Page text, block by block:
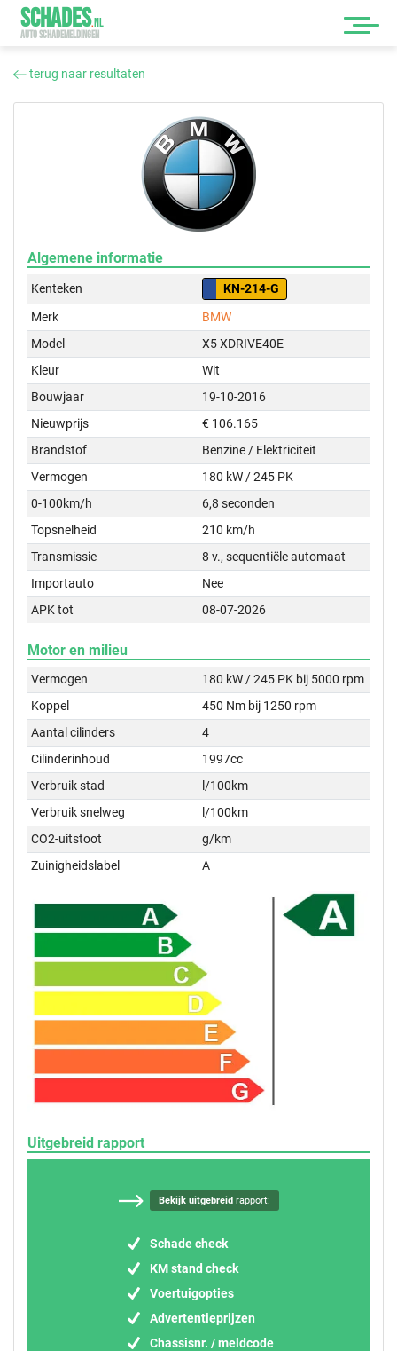
SCHADES.NL
AUTO SCHADEMELDINGEN
terug naar resultaten
Algemene informatie
Kenteken
KN-214-G
Merk
BMW
Model
X5 XDRIVE40E
Kleur
Wit
Bouwjaar
19-10-2016
Nieuwprijs
€ 106.165
Brandstof
Benzine / Elektriciteit
Vermogen
180 kW / 245 PK
0-100km/h
6,8 seconden
Topsnelheid
210 km/h
Transmissie
8 v., sequentiële automaat
Importauto
Nee
APK tot
08-07-2026
Motor en milieu
Vermogen
180 kW / 245 PK bij 5000 rpm
Koppel
450 Nm bij 1250 rpm
Aantal cilinders
4
Cilinderinhoud
1997cc
Verbruik stad
l/100km
Verbruik snelweg
l/100km
CO2-uitstoot
g/km
Zuinigheidslabel
A
Uitgebreid rapport
Bekijk uitgebreidrapport:
Schade check
KM stand check
Voertuigopties
Advertentieprijzen
Chassisnr. / meldcode